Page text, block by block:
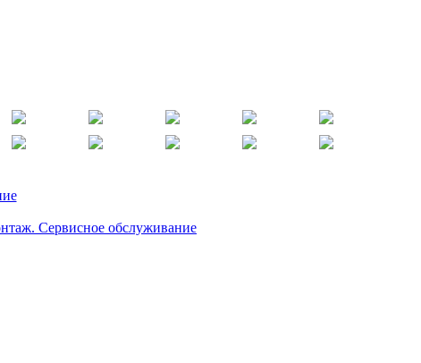
Сервисное обслуживание